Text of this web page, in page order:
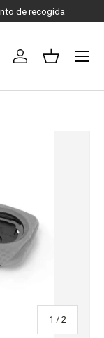
de recogida
Iniciar sesión
Cesta
Menú
1 / de
2